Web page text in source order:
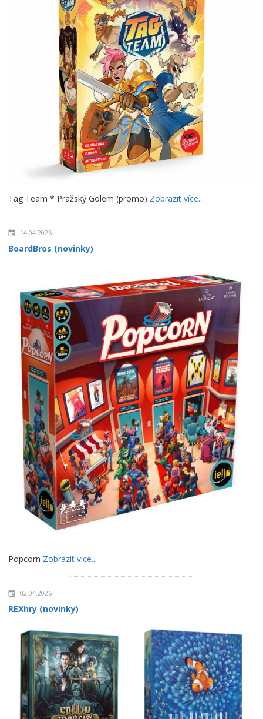
Tag Team * Pražský Golem (promo) Zobrazit více...
14.04.2026
BoardBros (novinky)
Popcorn Zobrazit více...
02.04.2026
REXhry (novinky)